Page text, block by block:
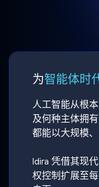
为智能体时
人工智能从根
及何种主体拥
都能以大规模
Idira 凭借其现
权控制扩展至